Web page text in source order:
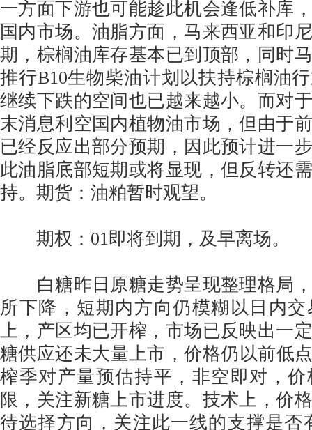
一方面下游也可能趁此机会逢低补库
国内市场。油脂方面，马来西亚和印
期，棕榈油库存基本已到顶部，同时
推行B10生物柴油计划以扶持棕榈油
继续下跌的空间也已越来越小。而对
末消息利空国内植物油市场，但由于
已经反应出部分预期，因此预计进一
此油脂底部短期或将显现，但反转还
持。期货：油粕暂时观望。
期权：01即将到期，及早离场。
白糖昨日原糖走势呈现整理格局，
所下降，短期内方向仍模糊以日内
上，产区均已开榨，市场已反映出一
糖供应还未大量上市，价格仍以前低
榨季对产量预估持平，非空即对，
限，关注新糖上市进度。技术上，价
待选择方向，关注此一线的支撑是否